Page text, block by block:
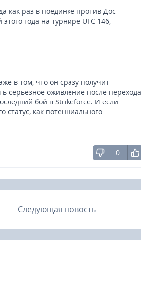
как раз в поединке против Дос
года на турнире UFC 146,
в том, что он сразу получит
серьезное оживление после перехода
бой в Strikeforce. И если
как потенциального
0
Следующая новость